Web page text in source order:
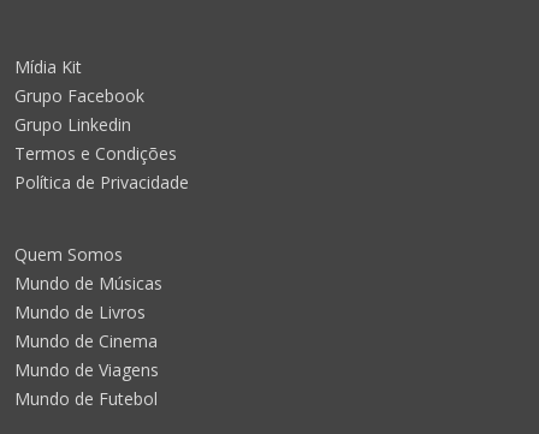
Mídia Kit
Grupo Facebook
Grupo Linkedin
Termos e Condições
Política de Privacidade
Quem Somos
Mundo de Músicas
Mundo de Livros
Mundo de Cinema
Mundo de Viagens
Mundo de Futebol